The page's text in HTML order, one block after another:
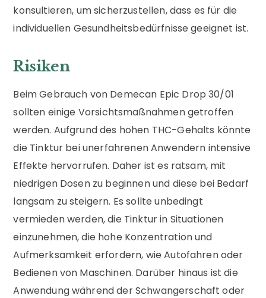
konsultieren, um sicherzustellen, dass es für die
individuellen Gesundheitsbedürfnisse geeignet ist.
Risiken
Beim Gebrauch von Demecan Epic Drop 30/01
sollten einige Vorsichtsmaßnahmen getroffen
werden. Aufgrund des hohen THC-Gehalts könnte
die Tinktur bei unerfahrenen Anwendern intensive
Effekte hervorrufen. Daher ist es ratsam, mit
niedrigen Dosen zu beginnen und diese bei Bedarf
langsam zu steigern. Es sollte unbedingt
vermieden werden, die Tinktur in Situationen
einzunehmen, die hohe Konzentration und
Aufmerksamkeit erfordern, wie Autofahren oder
Bedienen von Maschinen. Darüber hinaus ist die
Anwendung während der Schwangerschaft oder